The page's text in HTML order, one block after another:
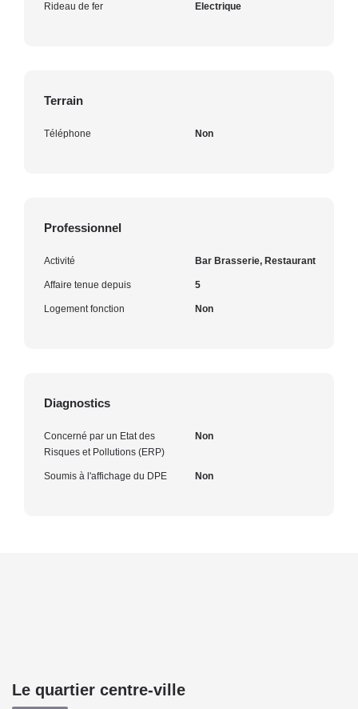
Rideau de fer Electrique
Terrain
Téléphone Non
Professionnel
Activité Bar Brasserie, Restaurant
Affaire tenue depuis 5
Logement fonction Non
Diagnostics
Concerné par un Etat des
Risques et Pollutions (ERP)
Non
Soumis à l'affichage du DPE Non
Le quartier centre-ville